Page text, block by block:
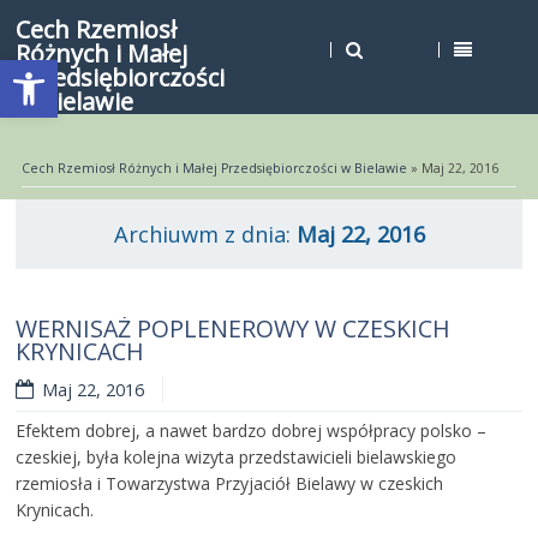
Open toolbar
Cech Rzemiosł
Różnych i Małej
Przedsiębiorczości
w Bielawie
Cech Rzemiosł Różnych i Małej Przedsiębiorczości w Bielawie » Maj 22, 2016
Archiuwm z dnia: Maj 22, 2016
WERNISAŻ POPLENEROWY W CZESKICH
KRYNICACH
Maj 22, 2016
Efektem dobrej, a nawet bardzo dobrej współpracy polsko –
czeskiej, była kolejna wizyta przedstawicieli bielawskiego
rzemiosła i Towarzystwa Przyjaciół Bielawy w czeskich
Krynicach.